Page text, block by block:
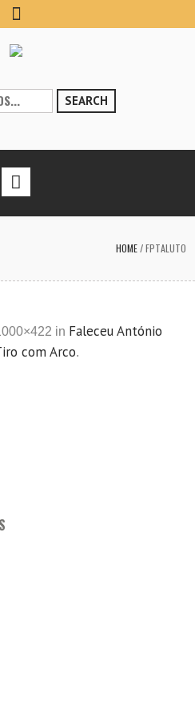
SEARCH
HOME/FPTALUTO
in Faleceu António
com Arco.